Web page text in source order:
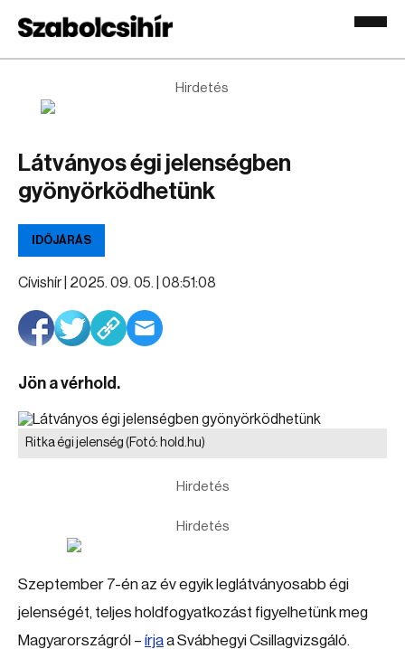
Hirdetés
Látványos égi jelenségben
gyönyörködhetünk
IDŐJÁRÁS
Cívishír | 2025. 09. 05. | 08:51:08
Jön a vérhold.
Ritka égi jelenség (Fotó: hold.hu)
Hirdetés
Hirdetés
Szeptember 7-én az év egyik leglátványosabb égi
jelenségét, teljes holdfogyatkozást figyelhetünk meg
Magyarországról – írjaa Svábhegyi Csillagvizsgáló.